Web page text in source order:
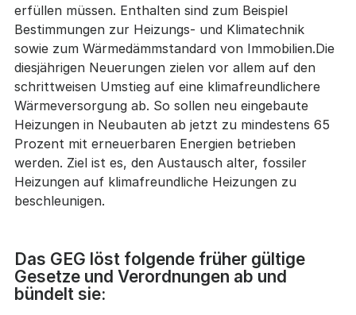
erfüllen müssen. Enthalten sind zum Beispiel
Bestimmungen zur Heizungs- und Klimatechnik
sowie zum Wärmedämmstandard von Immobilien.Die
diesjährigen Neuerungen zielen vor allem auf den
schrittweisen Umstieg auf eine klimafreundlichere
Wärmeversorgung ab. So sollen neu eingebaute
Heizungen in Neubauten ab jetzt zu mindestens 65
Prozent mit erneuerbaren Energien betrieben
werden. Ziel ist es, den Austausch alter, fossiler
Heizungen auf klimafreundliche Heizungen zu
beschleunigen.
Das GEG löst folgende früher gültige
Gesetze und Verordnungen ab und
bündelt sie: